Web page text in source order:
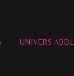
UNIVERS ABDL